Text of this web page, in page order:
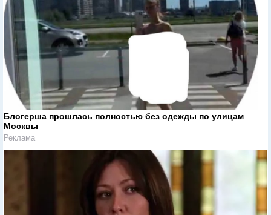
Блогерша прошлась полностью без одежды по улицам
Москвы
Реклама